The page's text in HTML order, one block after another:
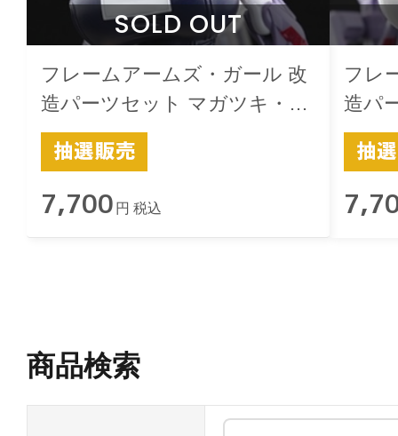
SOLD OUT
フレームアームズ・ガール 改
造パーツセット マガツキ・ド
ゥルガー用 -極-スクみず 黒
7,700 円 税込
フレ
造パ
ゥル
商品検索